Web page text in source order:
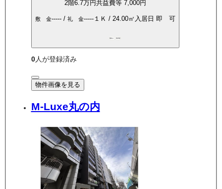
2階6.7万円共益費等 7,000円
敷 金-----/ 礼 金-----１Ｋ / 24.00㎡ 入居日 即 可
敷礼0 角部屋
0人が登録済み
物件画像を見る
M-Luxe丸の内